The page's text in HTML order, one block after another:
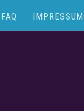
FAQ IMPRESSUM